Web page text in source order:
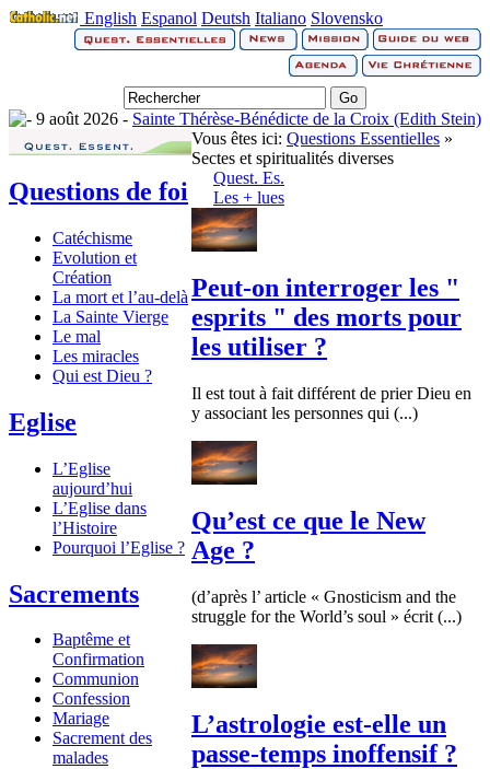
English Espanol Deutsh Italiano Slovensko
9 août 2026 - Sainte Thérèse-Bénédicte de la Croix (Edith Stein)
Questions de foi
Catéchisme
Evolution et
Création
La mort et l’au-delà
La Sainte Vierge
Le mal
Les miracles
Qui est Dieu ?
Eglise
L’Eglise
aujourd’hui
L’Eglise dans
l’Histoire
Pourquoi l’Eglise ?
Sacrements
Baptême et
Confirmation
Communion
Confession
Mariage
Sacrement des
malades
Vous êtes ici: Questions Essentielles »
Sectes et spiritualités diverses
Quest. Es.
Les + lues
Peut-on interroger les "
esprits " des morts pour
les utiliser ?
Il est tout à fait différent de prier Dieu en
y associant les personnes qui (...)
Qu’est ce que le New
Age ?
(d’après l’ article « Gnosticism and the
struggle for the World’s soul » écrit (...)
L’astrologie est-elle un
passe-temps inoffensif ?